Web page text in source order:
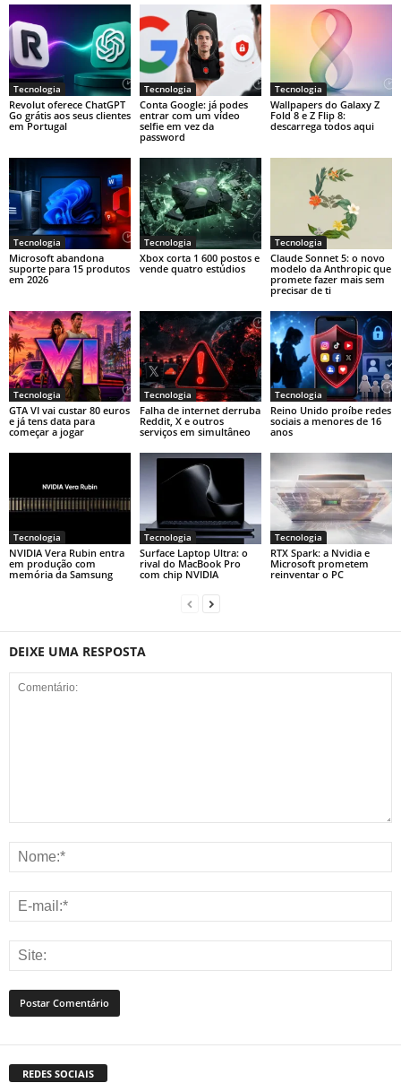
Tecnologia
Revolut oferece ChatGPT
Go grátis aos seus clientes
em Portugal
Tecnologia
Conta Google: já podes
entrar com um vídeo
selfie em vez da
password
Tecnologia
Wallpapers do Galaxy Z
Fold 8 e Z Flip 8:
descarrega todos aqui
Tecnologia
Microsoft abandona
suporte para 15 produtos
em 2026
Tecnologia
Xbox corta 1 600 postos e
vende quatro estúdios
Tecnologia
Claude Sonnet 5: o novo
modelo da Anthropic que
promete fazer mais sem
precisar de ti
Tecnologia
GTA VI vai custar 80 euros
e já tens data para
começar a jogar
Tecnologia
Falha de internet derruba
Reddit, X e outros
serviços em simultâneo
Tecnologia
Reino Unido proíbe redes
sociais a menores de 16
anos
Tecnologia
NVIDIA Vera Rubin entra
em produção com
memória da Samsung
Tecnologia
Surface Laptop Ultra: o
rival do MacBook Pro
com chip NVIDIA
Tecnologia
RTX Spark: a Nvidia e
Microsoft prometem
reinventar o PC
DEIXE UMA RESPOSTA
REDES SOCIAIS